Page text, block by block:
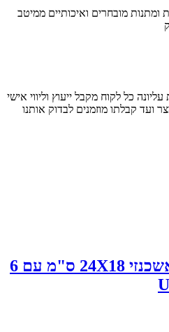
ומתנות מובחרים ואיכותיים ממיטב
כל לקוח מקבל ייעוץ וליווי אישי
ועד קבלתו מוזמנים לבדוק אותנו
מעמד אקריליק נוסח אשכנזי 24X18 ס"מ עם 6